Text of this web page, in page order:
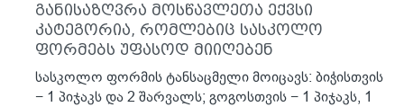
განისაზღვრა მოსწავლეთა ექვსი
კატეგორია, რომლებიც სასკოლო
ფორმებს უფასოდ მიიღებენ
სასკოლო ფორმის ტანსაცმელი მოიცავს: ბიჭისთვის
− 1 პიჯაკს და 2 შარვალს; გოგოსთვის − 1 პიჯაკს, 1